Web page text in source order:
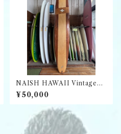
NAISH HAWAII Vintage
ロングボード
¥50,000